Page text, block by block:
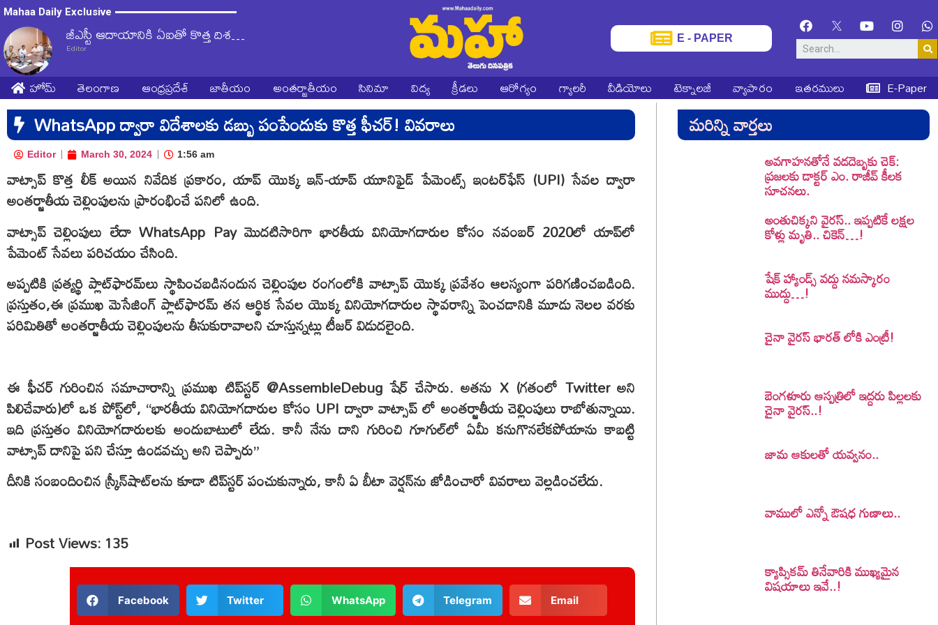
Mahaa Daily Exclusive
జీఎస్టీ ఆదాయానికి ఏఐతో కొత్త దిశ…
Editor
E - PAPER
హోమ్ తెలంగాణ ఆంధ్రప్రదేశ్ జాతీయం అంతర్జాతీయం సినిమా విద్య క్రీడలు ఆరోగ్యం గ్యాలరీ వీడియోలు టెక్నాలజీ వ్యాపారం ఇతరములు E-Paper
WhatsApp ద్వారా విదేశాలకు డబ్బు పంపేందుకు కొత్త ఫీచర్! వివరాలు
Editor March 30, 2024 1:56 am
వాట్సాప్ కొత్త లీక్ అయిన నివేదిక ప్రకారం, యాప్ యొక్క ఇన్-యాప్ యూనిఫైడ్ పేమెంట్స్ ఇంటర్‌ఫేస్ (UPI) సేవల ద్వారా
అంతర్జాతీయ చెల్లింపులను ప్రారంభించే పనిలో ఉంది.
వాట్సాప్ చెల్లింపులు లేదా WhatsApp Pay మొదటిసారిగా భారతీయ వినియోగదారుల కోసం నవంబర్ 2020లో యాప్‌లో
పేమెంట్ సేవలు పరిచయం చేసింది.
అప్పటికి ప్రత్యర్థి ప్లాట్‌ఫారమ్‌లు స్థాపించబడినందున చెల్లింపుల రంగంలోకి వాట్సాప్ యొక్క ప్రవేశం ఆలస్యంగా పరిగణించబడింది.
ప్రస్తుతం,ఈ ప్రముఖ మెసేజింగ్ ప్లాట్‌ఫారమ్ తన ఆర్థిక సేవల యొక్క వినియోగదారుల స్థావరాన్ని పెంచడానికి మూడు నెలల వరకు
పరిమితితో అంతర్జాతీయ చెల్లింపులను తీసుకురావాలని చూస్తున్నట్లు టీజర్ విడుదలైంది.
ఈ ఫీచర్ గురించిన సమాచారాన్ని ప్రముఖ టిప్‌స్టర్ @AssembleDebug షేర్ చేసారు. అతను X (గతంలో Twitter అని
పిలిచేవారు)లో ఒక పోస్ట్‌లో, “భారతీయ వినియోగదారుల కోసం UPI ద్వారా వాట్సాప్ లో అంతర్జాతీయ చెల్లింపులు రాబోతున్నాయి.
ఇది ప్రస్తుతం వినియోగదారులకు అందుబాటులో లేదు. కానీ నేను దాని గురించి గూగుల్‌లో ఏమీ కనుగొనలేకపోయాను కాబట్టి
వాట్సాప్ దానిపై పని చేస్తూ ఉండవచ్చు అని చెప్పారు”
దీనికి సంబందించిన స్క్రీన్‌షాట్‌లను కూడా టిప్‌స్టర్ పంచుకున్నారు, కానీ ఏ బీటా వెర్షన్‌ను జోడించారో వివరాలు వెల్లడించలేదు.
Post Views: 135
Facebook Twitter WhatsApp Telegram Email
మరిన్ని వార్తలు
అవగాహనతోనే వడదెబ్బకు చెక్:
ప్రజలకు డాక్టర్ ఎం. రాజీవ్ కీలక
సూచనలు.
అంతుచిక్కని వైరస్.. ఇప్పటికే లక్షల
కోళ్లు మృతి.. చికెన్…!
షేక్ హ్యాండ్స్ వద్దు నమస్కారం
ముద్దు…!
చైనా వైరస్ భారత్ లోకి ఎంట్రీ!
బెంగళూరు ఆస్పత్రిలో ఇద్దరు పిల్లలకు
చైనా వైరస్..!
జామ ఆకులతో యవ్వనం..
వాములో ఎన్నో ఔషధ గుణాలు..
క్యాప్సికమ్ తినేవారికి ముఖ్యమైన
విషయాలు ఇవే..!